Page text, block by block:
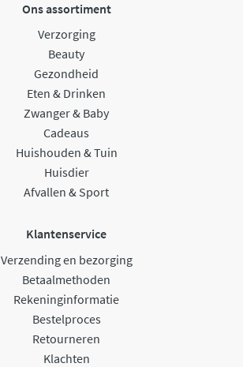
Ons assortiment
Verzorging
Beauty
Gezondheid
Eten & Drinken
Zwanger & Baby
Cadeaus
Huishouden & Tuin
Huisdier
Afvallen & Sport
Klantenservice
Verzending en bezorging
Betaalmethoden
Rekeninginformatie
Bestelproces
Retourneren
Klachten